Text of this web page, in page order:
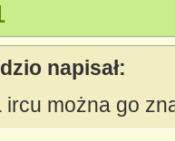
napisał:
ircu można go